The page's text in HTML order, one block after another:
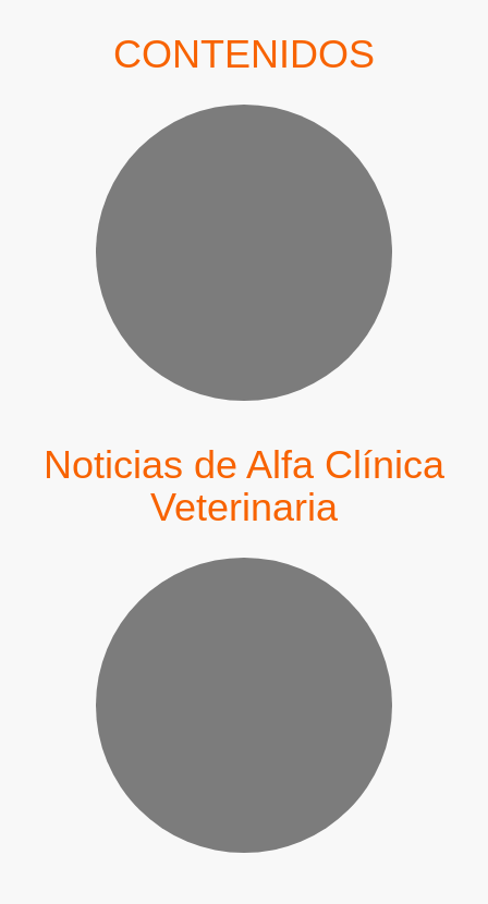
CONTENIDOS
Noticias de Alfa Clínica
Veterinaria